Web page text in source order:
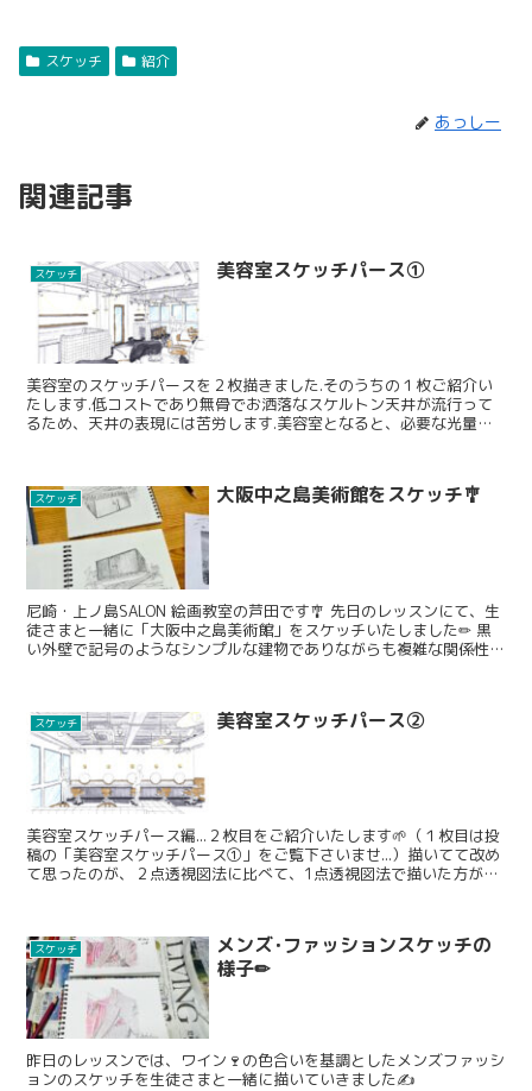
スケッチ 紹介
あっしー
関連記事
スケッチ 美容室スケッチパース①
美容室のスケッチパースを２枚描きました.そのうちの１枚ご紹介い
たします.低コストであり無骨でお洒落なスケルトン天井が流行って
るため、天井の表現には苦労します.美容室となると、必要な光量が
スケッチ 大阪中之島美術館をスケッチ🎐
尼崎・上ノ島SALON 絵画教室の芦田です🎐 先日のレッスンにて、生
徒さまと一緒に「大阪中之島美術館」をスケッチいたしました✏ 黒
い外壁で記号のようなシンプルな建物でありながらも複雑な関係性が
スケッチ 美容室スケッチパース②
美容室スケッチパース編...２枚目をご紹介いたします🌱（１枚目は投
稿の「美容室スケッチパース①」をご覧下さいませ...）描いてて改め
て思ったのが、２点透視図法に比べて、1点透視図法で描いた方が落
スケッチ
メンズ･ファッションスケッチの
様子✏
昨日のレッスンでは、ワイン🍷の色合いを基調としたメンズファッシ
ョンのスケッチを生徒さまと一緒に描いていきました✍️